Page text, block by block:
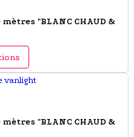
"BLANC CHAUD &
"BLANC CHAUD &